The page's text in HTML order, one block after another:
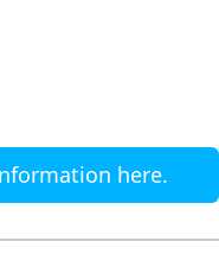
here.